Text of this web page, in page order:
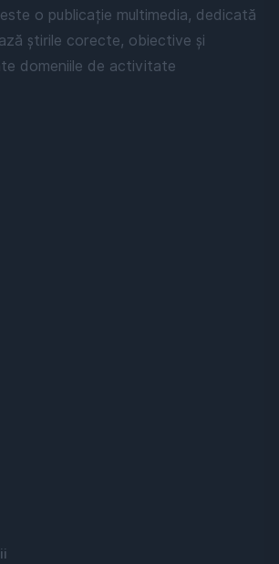
o publicație multimedia, dedicată
știrile corecte, obiective și
domeniile de activitate